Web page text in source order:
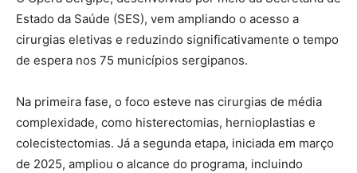
Estado da Saúde (SES), vem ampliando o acesso a
cirurgias eletivas e reduzindo significativamente o tempo
de espera nos 75 municípios sergipanos.
Na primeira fase, o foco esteve nas cirurgias de média
complexidade, como histerectomias, hernioplastias e
colecistectomias. Já a segunda etapa, iniciada em março
de 2025, ampliou o alcance do programa, incluindo